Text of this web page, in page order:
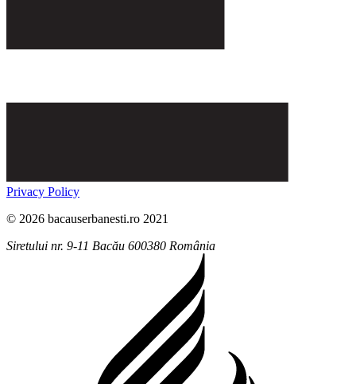
Privacy Policy
© 2026 bacauserbanesti.ro 2021
Siretului nr. 9-11 Bacău 600380 România